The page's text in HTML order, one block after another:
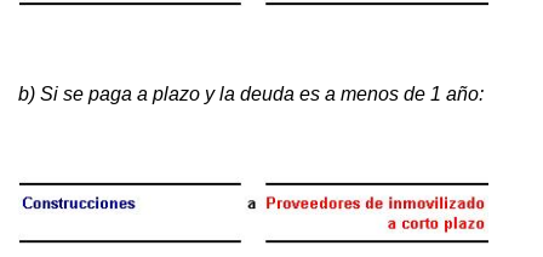
b) Si se paga a plazo y la deuda es a menos de 1 año: